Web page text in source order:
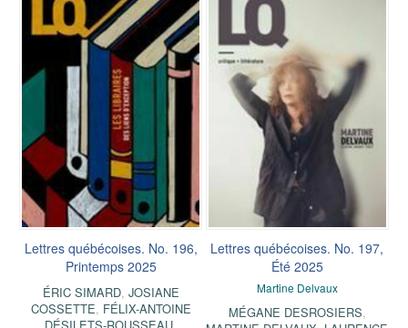
Lettres québécoises. No. 196,
Printemps 2025
ÉRIC SIMARD, JOSIANE
COSSETTE, FÉLIX-ANTOINE
Lettres québécoises. No. 197,
Été 2025
Martine Delvaux
MÉGANE DESROSIERS,